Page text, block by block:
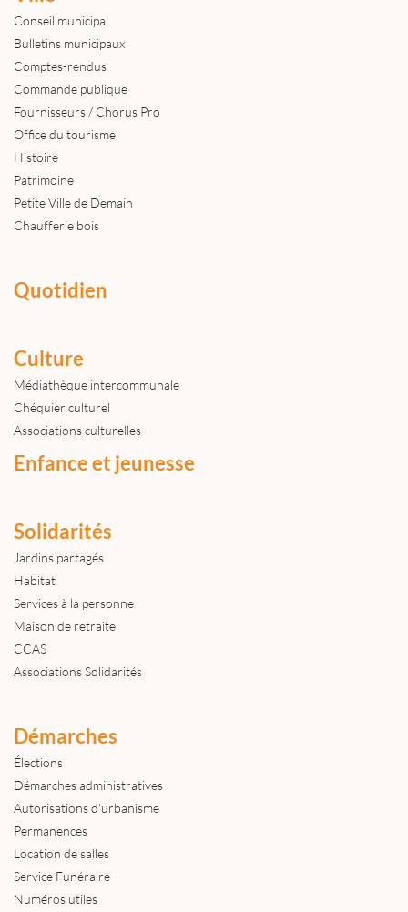
Conseil municipal
Bulletins municipaux
Comptes-rendus
Commande publique
Fournisseurs / Chorus Pro
Office du tourisme
Histoire
Patrimoine
Petite Ville de Demain
Chaufferie bois
Quotidien
Culture
Médiathèque intercommunale
Chéquier culturel
Associations culturelles
Enfance et jeunesse
Solidarités
Jardins partagés
Habitat
Services à la personne
Maison de retraite
CCAS
Associations Solidarités
Démarches
Élections
Démarches administratives
Autorisations d'urbanisme
Permanences
Location de salles
Service Funéraire
Numéros utiles